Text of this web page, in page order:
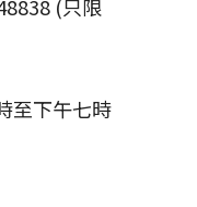
(只限
至下午七時